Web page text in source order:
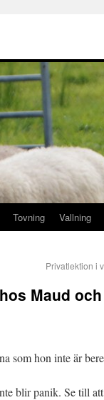
Tovning Vallning
Privatlektion i
Maud
som hon inte är
blir panik. Se till